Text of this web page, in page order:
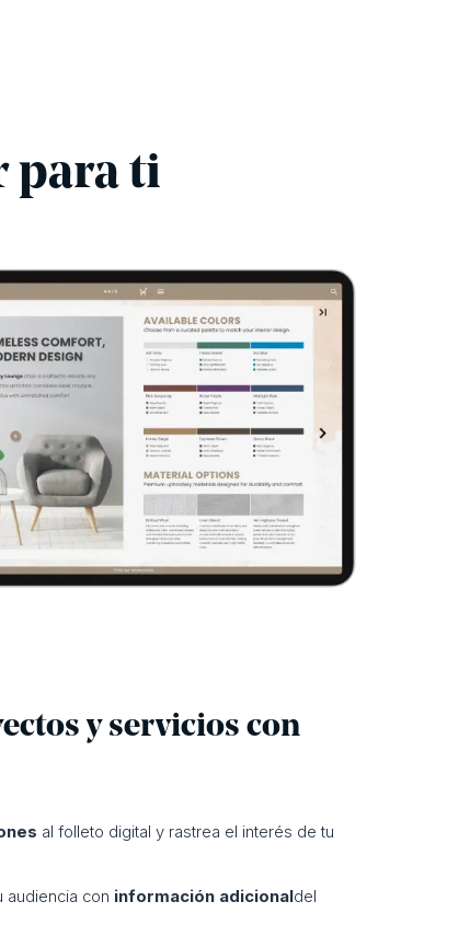
para ti
y servicios con
al folleto digital y rastrea el interés de tu
audiencia con información adicionaldel